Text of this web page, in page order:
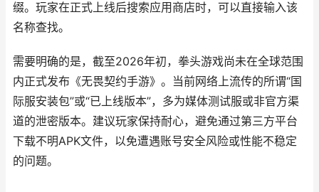
缀。玩家在正式上线后搜索应用商店时，可以直接输入该
名称查找。
需要明确的是，截至2026年初，拳头游戏尚未在全球范围
内正式发布《无畏契约手游》。当前网络上流传的所谓“国
际服安装包”或“已上线版本”，多为媒体测试服或非官方渠
道的泄密版本。建议玩家保持耐心，避免通过第三方平台
下载不明APK文件，以免遭遇账号安全风险或性能不稳定
的问题。